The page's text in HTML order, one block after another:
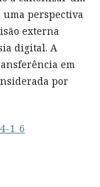
uma perspectiva
externa
digital. A
em
por
1_6